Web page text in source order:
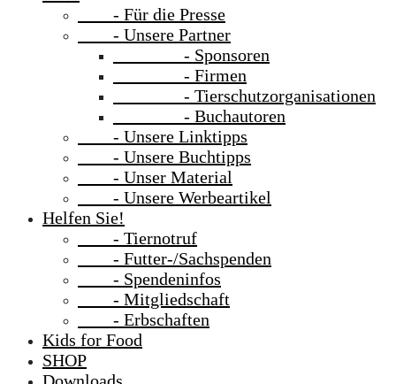
- Für die Presse
- Unsere Partner
- Sponsoren
- Firmen
- Tierschutzorganisationen
- Buchautoren
- Unsere Linktipps
- Unsere Buchtipps
- Unser Material
- Unsere Werbeartikel
Helfen Sie!
- Tiernotruf
- Futter-/Sachspenden
- Spendeninfos
- Mitgliedschaft
- Erbschaften
Kids for Food
SHOP